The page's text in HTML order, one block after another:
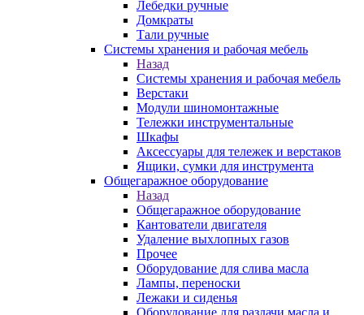
Лебедки ручные
Домкраты
Тали ручные
Системы хранения и рабочая мебель
Назад
Системы хранения и рабочая мебель
Верстаки
Модули шиномонтажные
Тележки инструментальные
Шкафы
Аксессуары для тележек и верстаков
Ящики, сумки для инструмента
Общегаражное оборудование
Назад
Общегаражное оборудование
Кантователи двигателя
Удаление выхлопных газов
Прочее
Оборудование для слива масла
Лампы, переноски
Лежаки и сиденья
Оборудование для раздачи масла и